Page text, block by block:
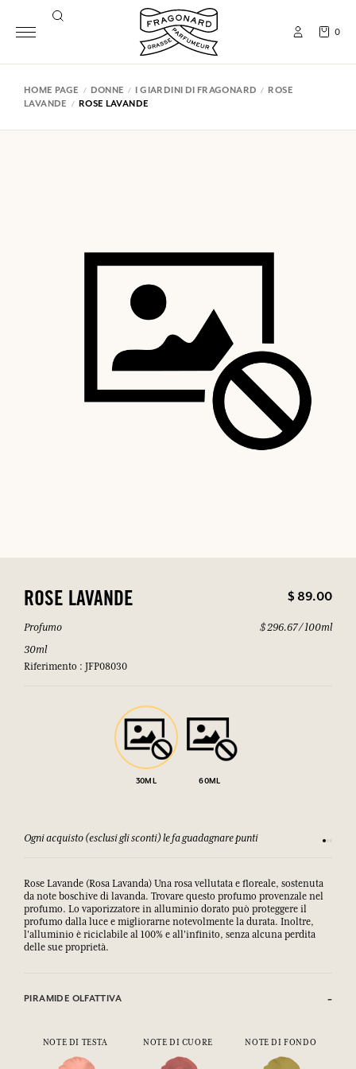
0
HOME PAGE DONNE I GIARDINI DI FRAGONARD
ROSE
LAVANDE
ROSE LAVANDE
ROSE LAVANDE $ 89.00
Profumo
30ml
Riferimento : JFP08030
$ 296.67 / 100ml
30ML 60ML
Ogni acquisto (esclusi gli sconti) le fa guadagnare punti
Rose Lavande (Rosa Lavanda) Una rosa vellutata e floreale, sostenuta
da note boschive di lavanda. Trovare questo profumo provenzale nel
profumo. Lo vaporizzatore in alluminio dorato può proteggere il
profumo dalla luce e migliorarne notevolmente la durata. Inoltre,
l'alluminio è riciclabile al 100% e all'infinito, senza alcuna perdita
delle sue proprietà.
PIRAMIDE OLFATTIVA
NOTE DI TESTA NOTE DI CUORE NOTE DI FONDO